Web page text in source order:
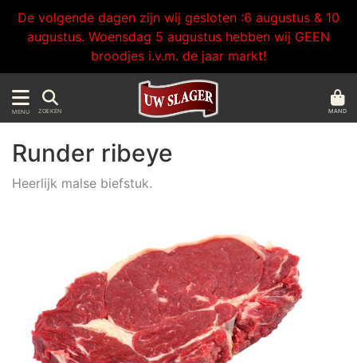
De volgende dagen zijn wij gesloten :6 augustus & 10
augustus. Woensdag 5 augustus hebben wij GEEN
broodjes i.v.m. de jaar markt!
MENU ZOEKEN MAND
Runder ribeye
Heerlijk malse biefstuk.